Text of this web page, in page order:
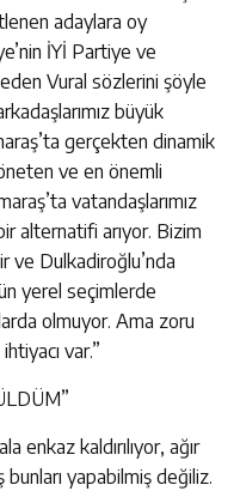
adaylara oy
İYİ Partiye ve
Vural sözlerini şöyle
büyük
gerçekten dinamik
ve en önemli
vatandaşlarımız
alternatifi arıyor. Bizim
ve Dulkadiroğlu’nda
yerel seçimlerde
olmuyor. Ama zoru
var.”
enkaz kaldırılıyor, ağır
bunları yapabilmiş değiliz.